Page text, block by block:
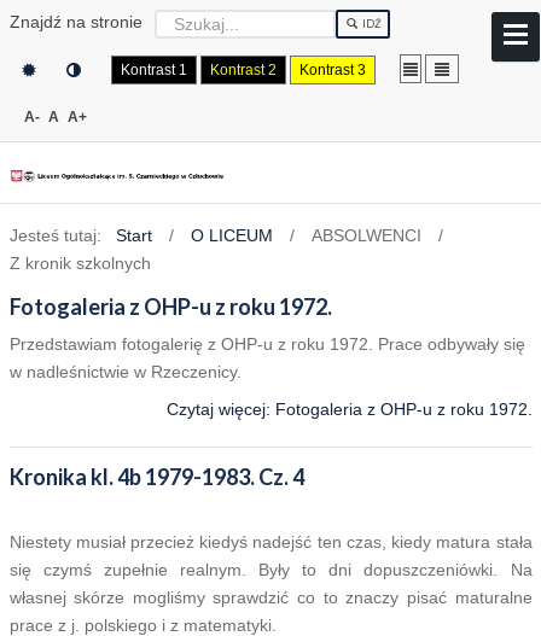
Znajdź na stronie IDŹ
Kontrast 1 Kontrast 2 Kontrast 3
A- A A+
Jesteś tutaj: Start / O LICEUM / ABSOLWENCI
/
Z kronik szkolnych
Fotogaleria z OHP-u z roku 1972.
Przedstawiam fotogalerię z OHP-u z roku 1972. Prace odbywały się
w nadleśnictwie w Rzeczenicy.
Czytaj więcej: Fotogaleria z OHP-u z roku 1972.
Kronika kl. 4b 1979-1983. Cz. 4
Niestety musiał przecież kiedyś nadejść ten czas, kiedy matura stała
się czymś zupełnie realnym. Były to dni dopuszczeniówki. Na
własnej skórze mogliśmy sprawdzić co to znaczy pisać maturalne
prace z j. polskiego i z matematyki.